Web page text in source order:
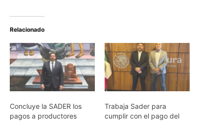
Relacionado
Concluye la SADER los
pagos a productores
Trabaja Sader para
cumplir con el pago del